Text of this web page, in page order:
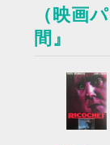
（映画
間』